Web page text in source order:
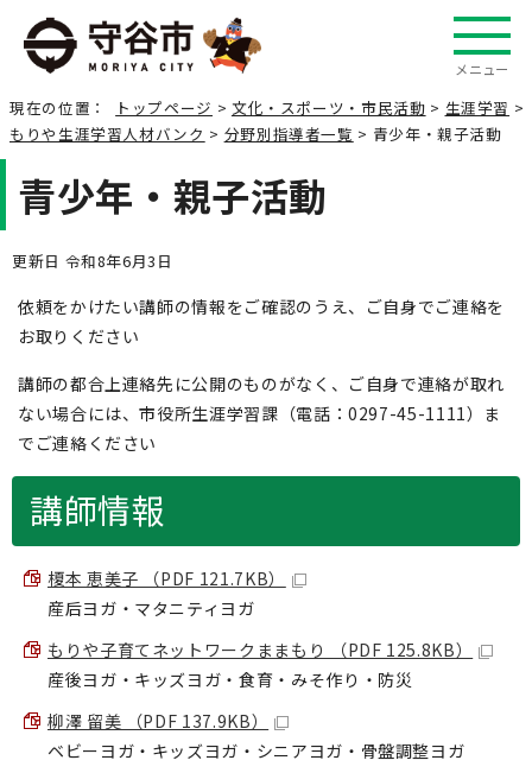
メニュー
現在の位置： トップページ > 文化・スポーツ・市民活動 > 生涯学習 >
もりや生涯学習人材バンク > 分野別指導者一覧 > 青少年・親子活動
青少年・親子活動
更新日 令和8年6月3日
依頼をかけたい講師の情報をご確認のうえ、ご自身でご連絡を
お取りください
講師の都合上連絡先に公開のものがなく、ご自身で連絡が取れ
ない場合には、市役所生涯学習課（電話：0297-45-1111）ま
でご連絡ください
講師情報
榎本 恵美子 （PDF 121.7KB）
産后ヨガ・マタニティヨガ
もりや子育てネットワークままもり （PDF 125.8KB）
産後ヨガ・キッズヨガ・食育・みそ作り・防災
柳澤 留美 （PDF 137.9KB）
ベビーヨガ・キッズヨガ・シニアヨガ・骨盤調整ヨガ